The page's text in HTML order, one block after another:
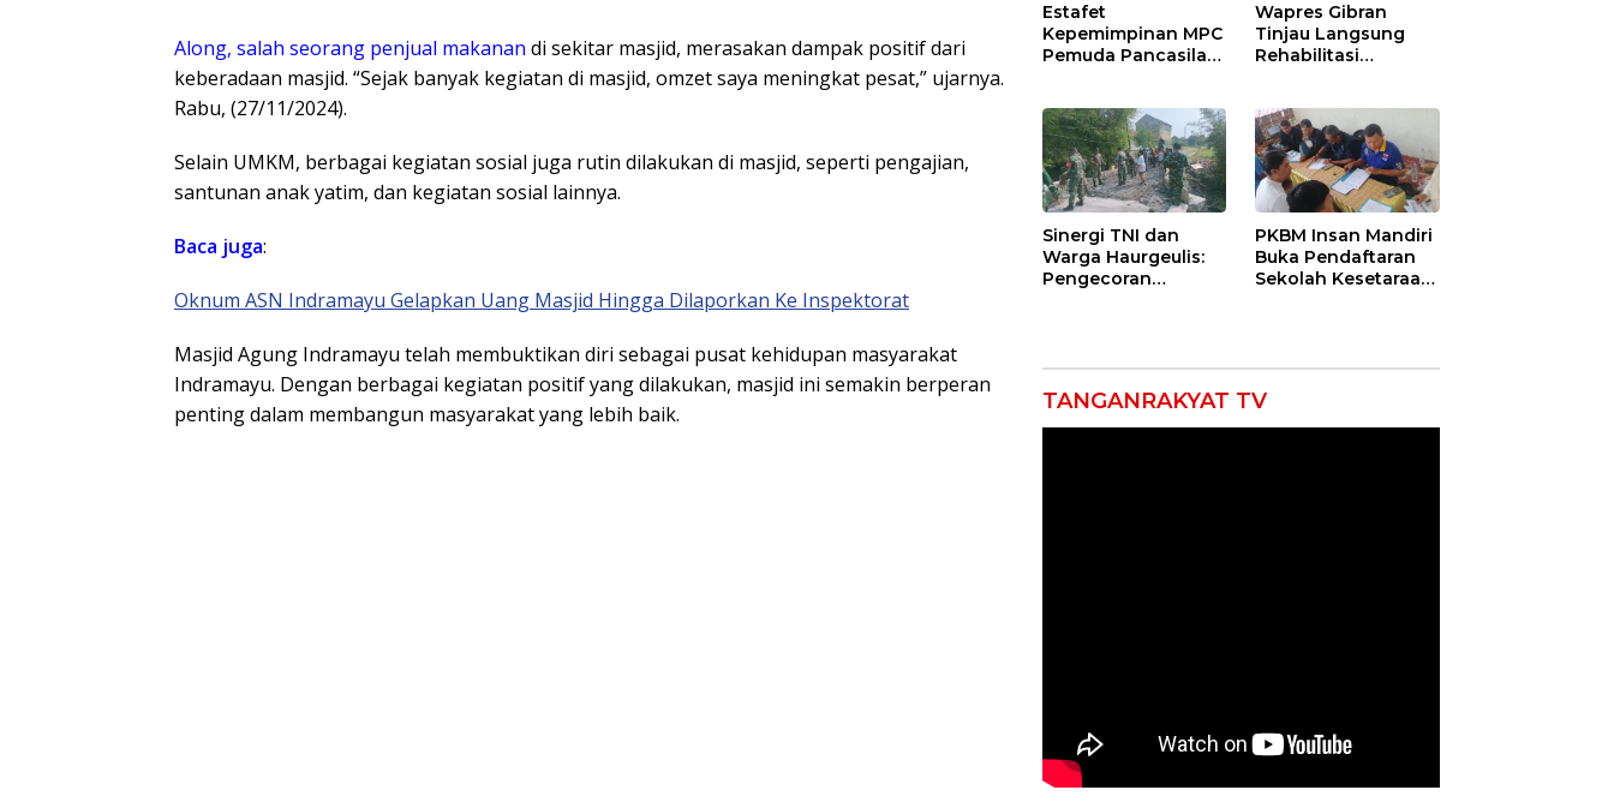
Along, salah seorang penjual makanan di sekitar masjid, merasakan dampak positif dari
keberadaan masjid. “Sejak banyak kegiatan di masjid, omzet saya meningkat pesat,” ujarnya.
Rabu, (27/11/2024).
Selain UMKM, berbagai kegiatan sosial juga rutin dilakukan di masjid, seperti pengajian,
santunan anak yatim, dan kegiatan sosial lainnya.
Baca juga:
Oknum ASN Indramayu Gelapkan Uang Masjid Hingga Dilaporkan Ke Inspektorat
Masjid Agung Indramayu telah membuktikan diri sebagai pusat kehidupan masyarakat
Indramayu. Dengan berbagai kegiatan positif yang dilakukan, masjid ini semakin berperan
penting dalam membangun masyarakat yang lebih baik.
Estafet
Kepemimpinan MPC
Pemuda Pancasila
Sugianto Dipastikan
Pimpin Organisasi
Lewat Muscablub
Wapres Gibran
Tinjau Langsung
Rehabilitasi
Targetkan
Konektivitas Pulih
Cepat
Sinergi TNI dan
Warga Haurgeulis:
Pengecoran
Rampung
PKBM Insan Mandiri
Buka Pendaftaran
Sekolah Kesetaraan
TANGANRAKYAT TV